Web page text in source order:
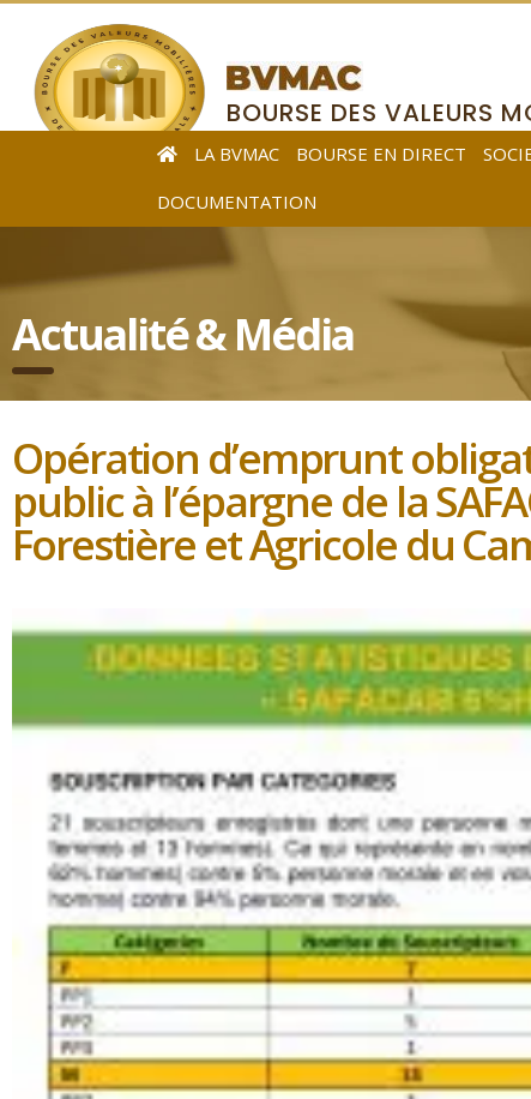
BOURSE DES VALEURS
DE L’AFRIQUE CENTRALE
LA BVMAC BOURSE EN DIRECT
DOCUMENTATION
Actualité & Média
Opération d’emprunt
public à l’épargne de la
Forestière et Agricole du